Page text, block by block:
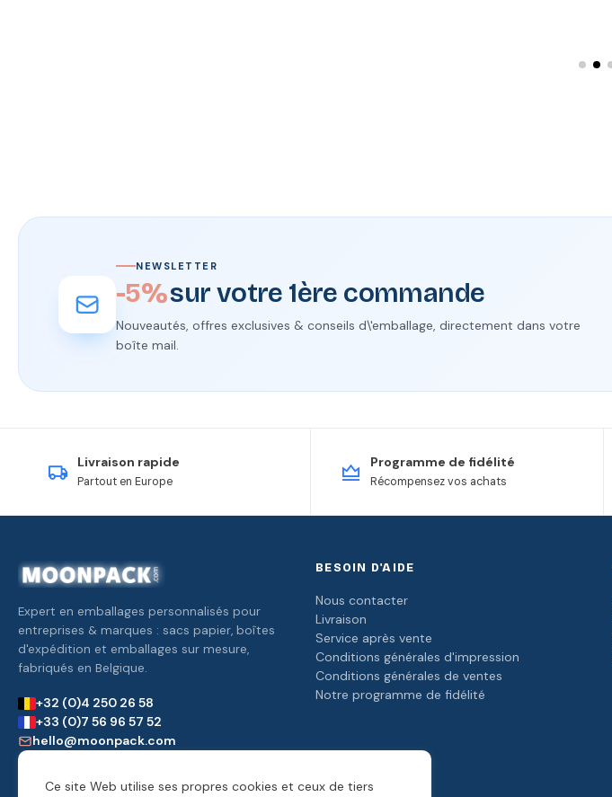
NEWSLETTER
-5%sur votre 1ère commande
Nouveautés, offres exclusives & conseils d\'emballage, directement dans votre
boîte mail.
Ce site Web utilise ses propres cookies et ceux de tiers
Livraison rapide
Partout en Europe
Programme de fidélité
Récompensez vos achats
Expert en emballages personnalisés pour
entreprises & marques : sacs papier, boîtes
d'expédition et emballages sur mesure,
fabriqués en Belgique.
+32 (0)4 250 26 58
+33 (0)7 56 96 57 52
hello@moonpack.com
Réponse sous 24h
Nos magasins
BESOIN D'AIDE
Nous contacter
Livraison
Service après vente
Conditions générales d'impression
Conditions générales de ventes
Notre programme de fidélité